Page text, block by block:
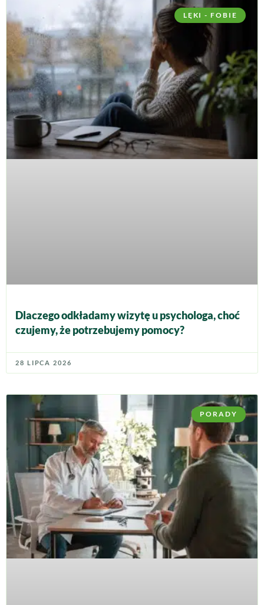
LĘKI - FOBIE
Dlaczego odkładamy wizytę u psychologa, choć
czujemy, że potrzebujemy pomocy?
28 LIPCA 2026
PORADY